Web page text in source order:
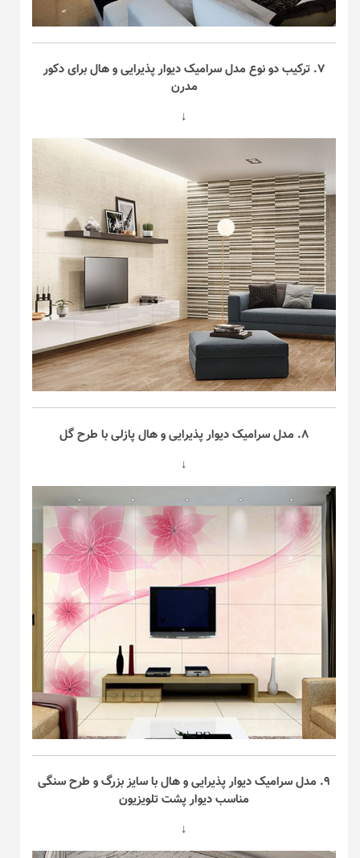
۷. ترکیب دو نوع مدل سرامیک دیوار پذیرایی و هال برای دکور
مدرن
↓
۸. مدل سرامیک دیوار پذیرایی و هال پازلی با طرح گل
↓
۹. مدل سرامیک دیوار پذیرایی و هال با سایز بزرگ و طرح سنگی
مناسب دیوار پشت تلویزیون
↓